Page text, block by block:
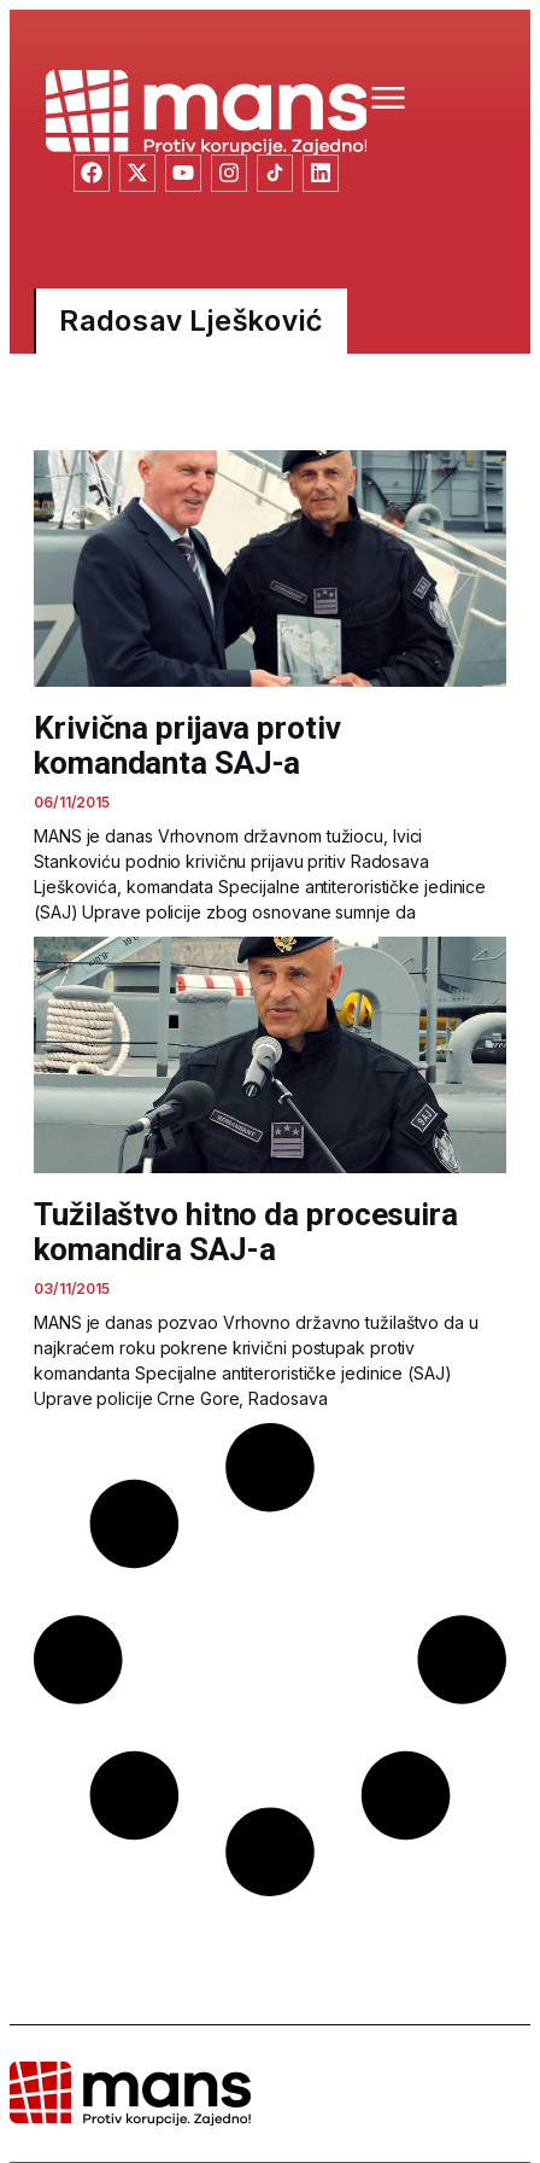
Radosav Lješković
Krivična prijava protiv
komandanta SAJ-a
06/11/2015
MANS je danas Vrhovnom državnom tužiocu, Ivici
Stankoviću podnio krivičnu prijavu pritiv Radosava
Lješkovića, komandata Specijalne antiterorističke jedinice
(SAJ) Uprave policije zbog osnovane sumnje da
Tužilaštvo hitno da procesuira
komandira SAJ-a
03/11/2015
MANS je danas pozvao Vrhovno državno tužilaštvo da u
najkraćem roku pokrene krivični postupak protiv
komandanta Specijalne antiterorističke jedinice (SAJ)
Uprave policije Crne Gore, Radosava